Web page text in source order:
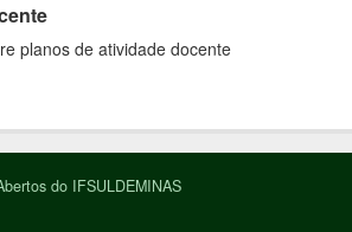
planos de atividade docente
do IFSULDEMINAS